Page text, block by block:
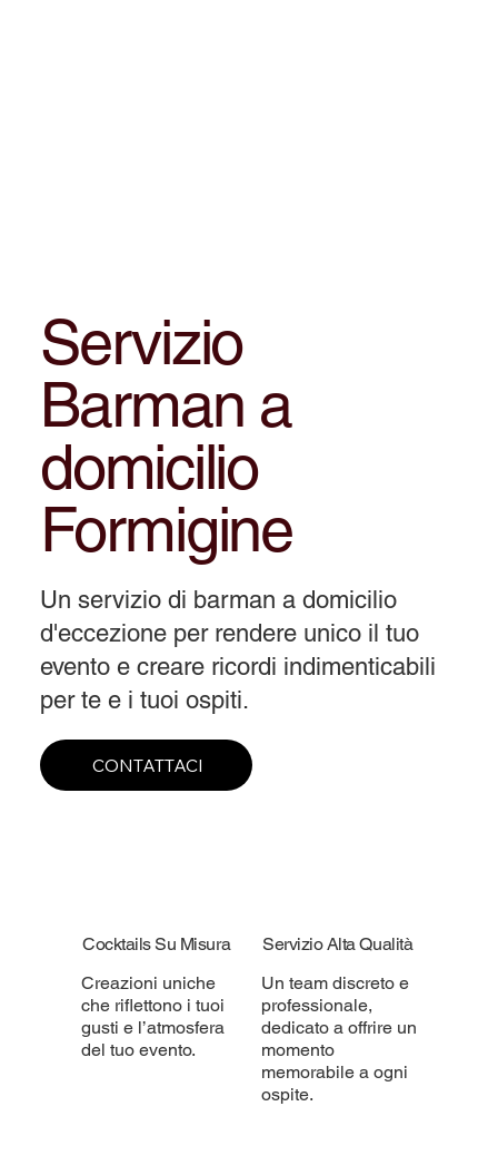
Servizio
Barman a
domicilio
Formigine
Un servizio di barman a domicilio
d'eccezione per rendere unico il tuo
evento e creare ricordi indimenticabili
per te e i tuoi ospiti.
CONTATTACI
Cocktails Su Misura
Creazioni uniche
che riflettono i tuoi
gusti e l’atmosfera
del tuo evento.
Servizio Alta Qualità
Un team discreto e
professionale,
dedicato a offrire un
momento
memorabile a ogni
ospite.